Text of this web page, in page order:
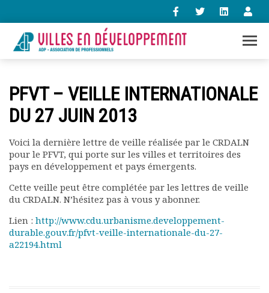
contact@villes-developpement.org
L’association
Qui sommes-nous ?
Le bureau
Statuts de l’association
Vie de l’association
Calendrier des activités
Assemblées générales
PFVT – VEILLE INTERNATIONALE
DU 27 JUIN 2013
Voici la dernière lettre de veille réalisée par le CRDALN
pour le PFVT, qui porte sur les villes et territoires des
pays en développement et pays émergents.
Cette veille peut être complétée par les lettres de veille
du CRDALN. N’hésitez pas à vous y abonner.
Lien : http://www.cdu.urbanisme.developpement-
durable.gouv.fr/pfvt-veille-internationale-du-27-
a22194.html